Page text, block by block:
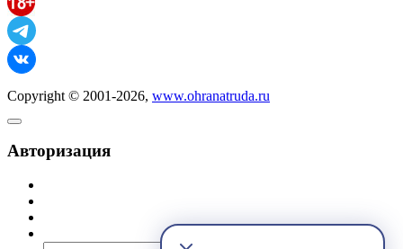
Copyright © 2001-2026, www.ohranatruda.ru
Авторизация